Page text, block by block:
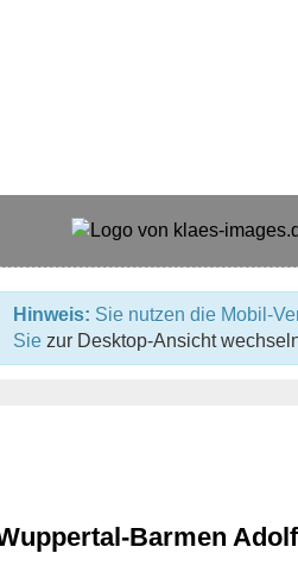
Hinweis: Sie nutzen die Mobil-
Sie zur Desktop-Ansicht
Barmen